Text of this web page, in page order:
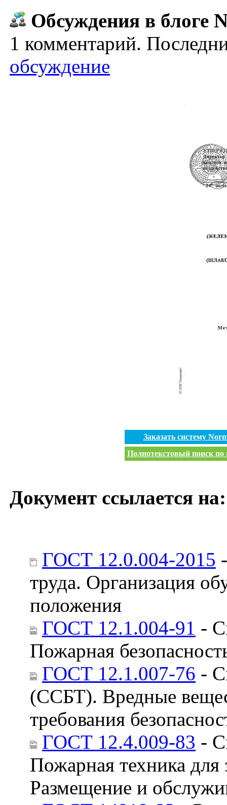
Обсуждения в блоге
1 комментарий.
обсуждение
Заказать систему
Полнотекстовый поиск по
Документ ссылается на:
ГОСТ 12.0.004-2015
труда. Организация
положения
ГОСТ 12.1.004-91 -
Пожарная
ГОСТ 12.1.007-76 -
(ССБТ). Вредные
требования
ГОСТ 12.4.009-83 -
Пожарная техника
Размещение и